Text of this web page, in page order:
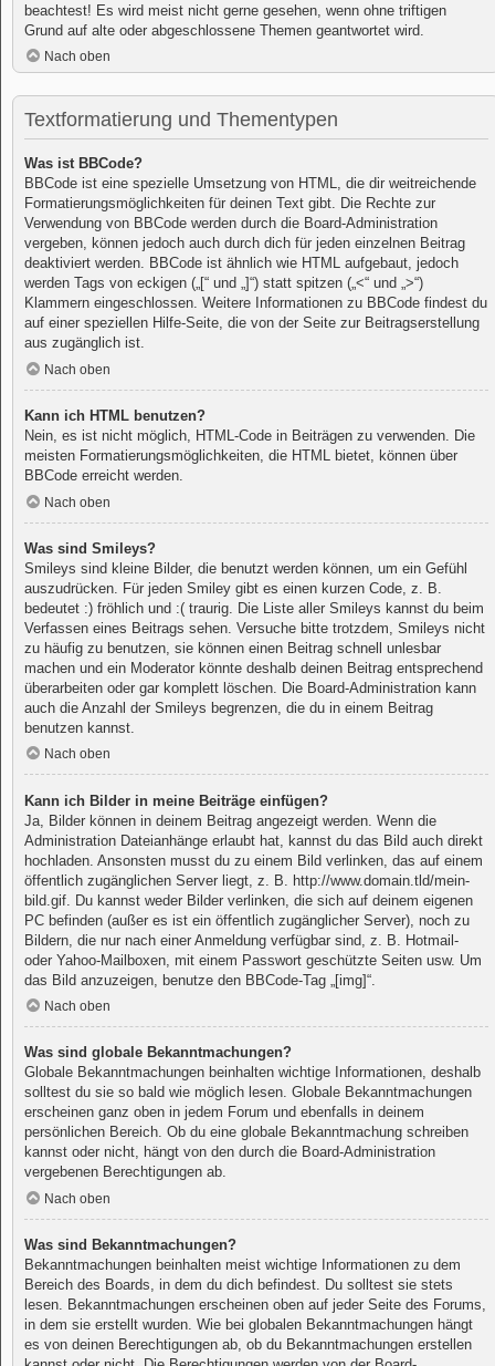
beachtest! Es wird meist nicht gerne gesehen, wenn ohne triftigen
Grund auf alte oder abgeschlossene Themen geantwortet wird.
Nach oben
Textformatierung und Thementypen
Was ist BBCode?
BBCode ist eine spezielle Umsetzung von HTML, die dir weitreichende
Formatierungsmöglichkeiten für deinen Text gibt. Die Rechte zur
Verwendung von BBCode werden durch die Board-Administration
vergeben, können jedoch auch durch dich für jeden einzelnen Beitrag
deaktiviert werden. BBCode ist ähnlich wie HTML aufgebaut, jedoch
werden Tags von eckigen („[“ und „]“) statt spitzen („<“ und „>“)
Klammern eingeschlossen. Weitere Informationen zu BBCode findest du
auf einer speziellen Hilfe-Seite, die von der Seite zur Beitragserstellung
aus zugänglich ist.
Nach oben
Kann ich HTML benutzen?
Nein, es ist nicht möglich, HTML-Code in Beiträgen zu verwenden. Die
meisten Formatierungsmöglichkeiten, die HTML bietet, können über
BBCode erreicht werden.
Nach oben
Was sind Smileys?
Smileys sind kleine Bilder, die benutzt werden können, um ein Gefühl
auszudrücken. Für jeden Smiley gibt es einen kurzen Code, z. B.
bedeutet :) fröhlich und :( traurig. Die Liste aller Smileys kannst du beim
Verfassen eines Beitrags sehen. Versuche bitte trotzdem, Smileys nicht
zu häufig zu benutzen, sie können einen Beitrag schnell unlesbar
machen und ein Moderator könnte deshalb deinen Beitrag entsprechend
überarbeiten oder gar komplett löschen. Die Board-Administration kann
auch die Anzahl der Smileys begrenzen, die du in einem Beitrag
benutzen kannst.
Nach oben
Kann ich Bilder in meine Beiträge einfügen?
Ja, Bilder können in deinem Beitrag angezeigt werden. Wenn die
Administration Dateianhänge erlaubt hat, kannst du das Bild auch direkt
hochladen. Ansonsten musst du zu einem Bild verlinken, das auf einem
öffentlich zugänglichen Server liegt, z. B. http://www.domain.tld/mein-
bild.gif. Du kannst weder Bilder verlinken, die sich auf deinem eigenen
PC befinden (außer es ist ein öffentlich zugänglicher Server), noch zu
Bildern, die nur nach einer Anmeldung verfügbar sind, z. B. Hotmail-
oder Yahoo-Mailboxen, mit einem Passwort geschützte Seiten usw. Um
das Bild anzuzeigen, benutze den BBCode-Tag „[img]“.
Nach oben
Was sind globale Bekanntmachungen?
Globale Bekanntmachungen beinhalten wichtige Informationen, deshalb
solltest du sie so bald wie möglich lesen. Globale Bekanntmachungen
erscheinen ganz oben in jedem Forum und ebenfalls in deinem
persönlichen Bereich. Ob du eine globale Bekanntmachung schreiben
kannst oder nicht, hängt von den durch die Board-Administration
vergebenen Berechtigungen ab.
Nach oben
Was sind Bekanntmachungen?
Bekanntmachungen beinhalten meist wichtige Informationen zu dem
Bereich des Boards, in dem du dich befindest. Du solltest sie stets
lesen. Bekanntmachungen erscheinen oben auf jeder Seite des Forums,
in dem sie erstellt wurden. Wie bei globalen Bekanntmachungen hängt
es von deinen Berechtigungen ab, ob du Bekanntmachungen erstellen